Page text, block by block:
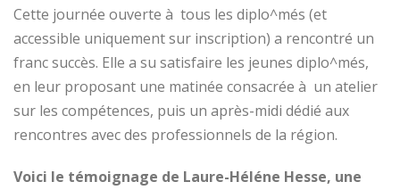
Cette journée ouverte à tous les diplo^més (et
accessible uniquement sur inscription) a rencontré un
franc succès. Elle a su satisfaire les jeunes diplo^més,
en leur proposant une matinée consacrée à un atelier
sur les compétences, puis un après-midi dédié aux
rencontres avec des professionnels de la région.
Voici le témoignage de Laure-Héléne Hesse, une